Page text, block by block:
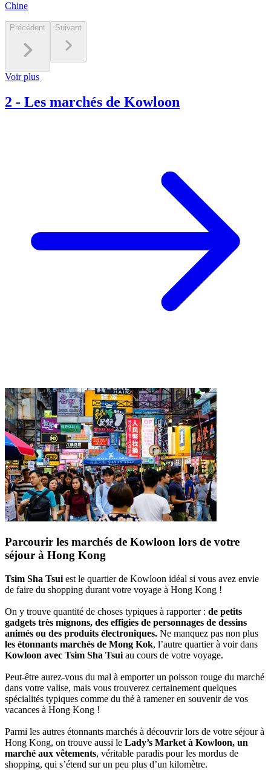
Chine
Précédent Suivant
Voir plus
2 - Les marchés de Kowloon
Parcourir les marchés de Kowloon lors de votre
séjour à Hong Kong
Tsim Sha Tsui est le quartier de Kowloon idéal si vous avez envie
de faire du shopping durant votre voyage à Hong Kong !
On y trouve quantité de choses typiques à rapporter : de petits
gadgets très mignons, des effigies de personnages de dessins
animés ou des produits électroniques. Ne manquez pas non plus
les étonnants marchés de Mong Kok, l’autre quartier à voir dans
Kowloon avec Tsim Sha Tsui au cours de votre voyage.
Peut-être aurez-vous du mal à emporter un poisson rouge du marché
dans votre valise, mais vous trouverez certainement quelques
spécialités typiques comme du thé à ramener en souvenir de vos
vacances à Hong Kong !
Parmi les autres étonnants marchés à découvrir lors de votre séjour à
Hong Kong, on trouve aussi le Lady’s Market à Kowloon, un
marché aux vêtements, véritable paradis pour les mordus de
shopping, qui s’étend sur un peu plus d’un kilomètre.